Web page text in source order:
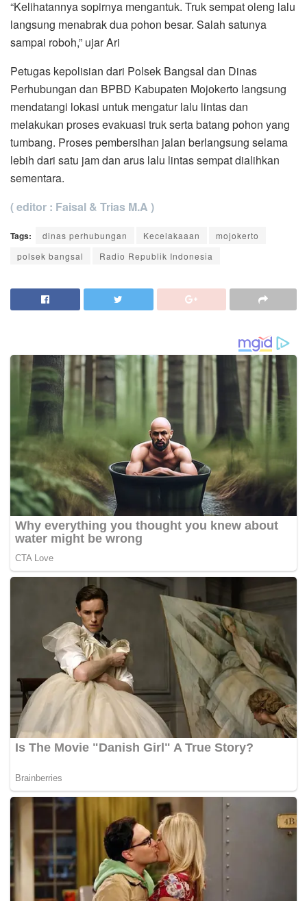
“Kelihatannya sopirnya mengantuk. Truk sempat oleng lalu
langsung menabrak dua pohon besar. Salah satunya
sampai roboh,” ujar Ari
Petugas kepolisian dari Polsek Bangsal dan Dinas
Perhubungan dan BPBD Kabupaten Mojokerto langsung
mendatangi lokasi untuk mengatur lalu lintas dan
melakukan proses evakuasi truk serta batang pohon yang
tumbang. Proses pembersihan jalan berlangsung selama
lebih dari satu jam dan arus lalu lintas sempat dialihkan
sementara.
( editor : Faisal & Trias M.A )
Tags: dinas perhubungan Kecelakaaan
mojokerto
polsek bangsal
Radio Republik Indonesia